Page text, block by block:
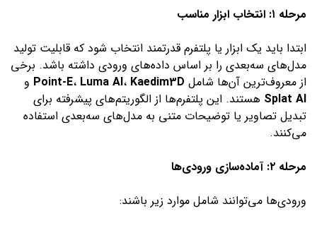
مرحله ۱: انتخاب ابزار مناسب
ابتدا باید یک ابزار یا پلتفرم قدرتمند انتخاب شود که قابلیت تولید
مدل‌های سه‌بعدی را بر اساس داده‌های ورودی داشته باشد. برخی
از معروف‌ترین آن‌ها شامل
Point-E، Luma AI، Kaedim3D
و
Splat AI هستند. این پلتفرم‌ها از الگوریتم‌های پیشرفته برای
تبدیل تصاویر یا توضیحات متنی به مدل‌های سه‌بعدی استفاده
می‌کنند.
مرحله ۲: آماده‌سازی ورودی‌ها
ورودی‌ها می‌توانند شامل موارد زیر باشند: